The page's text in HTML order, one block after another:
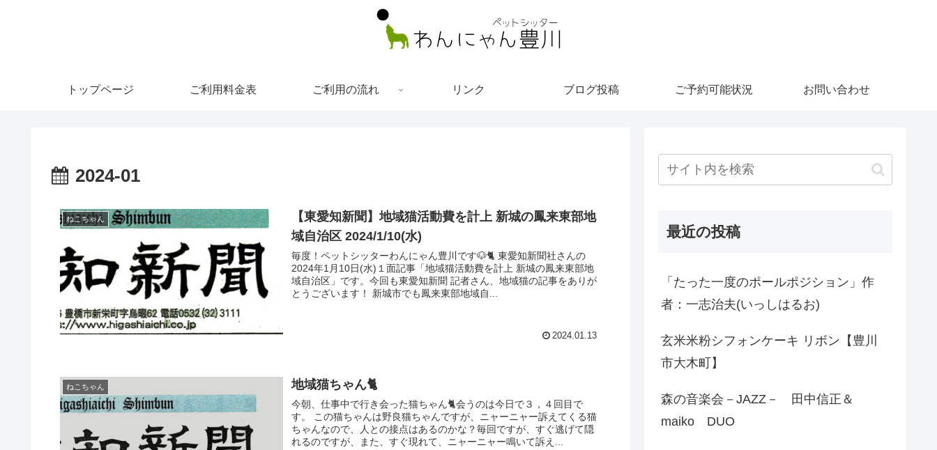
トップページ ご利用料金表 ご利用の流れ リンク ブログ投稿 ご予約可能状況 お問い合わせ
2024-01
ねこちゃん
【東愛知新聞】地域猫活動費を計上 新城の鳳来東部地
域自治区 2024/1/10(水)
毎度！ペットシッターわんにゃん豊川です🐶🐈 東愛知新聞社さんの
2024年1月10日(水)１面記事「地域猫活動費を計上 新城の鳳来東部地
域自治区」です。今回も東愛知新聞 記者さん、地域猫の記事をありが
とうございます！ 新城市でも鳳来東部地域自...
2024.01.13
ねこちゃん 地域猫ちゃん🐈
今朝、仕事中で行き会った猫ちゃん🐈会うのは今日で３，４回目で
す。 この猫ちゃんは野良猫ちゃんですが、ニャーニャー訴えてくる猫
ちゃんなので、人との接点はあるのかな？毎回ですが、すぐ逃げて隠
れるのですが、また、すぐ現れて、ニャーニャー鳴いて訴え...
最近の投稿
「たった一度のポールポジション」作
者：一志治夫(いっしはるお)
玄米米粉シフォンケーキ リボン【豊川
市大木町】
森の音楽会－JAZZ－ 田中信正＆
maiko DUO